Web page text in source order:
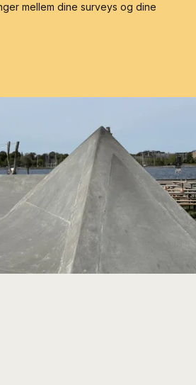
mellem dine surveys og dine